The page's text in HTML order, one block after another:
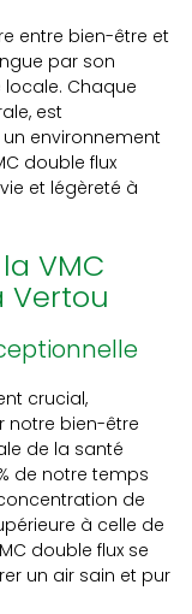
entre bien-être et
par son
Chaque
est
environnement
double flux
et légèreté à
VMC
Vertou
crucial,
notre bien-être
de la santé
de notre temps
de
à celle de
double flux se
un air sain et pur